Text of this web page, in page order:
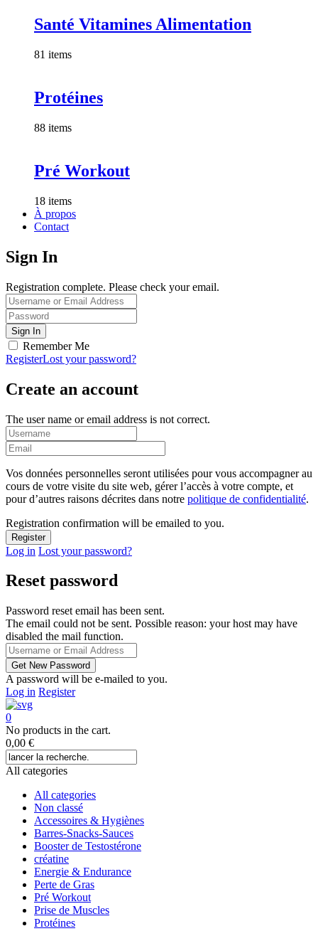
Santé Vitamines Alimentation
81 items
Protéines
88 items
Pré Workout
18 items
À propos
Contact
Sign In
Registration complete. Please check your email.
Remember Me
RegisterLost your password?
Create an account
The user name or email address is not correct.
Vos données personnelles seront utilisées pour vous accompagner au
cours de votre visite du site web, gérer l’accès à votre compte, et
pour d’autres raisons décrites dans notre politique de confidentialité.
Registration confirmation will be emailed to you.
Log in Lost your password?
Reset password
Password reset email has been sent.
The email could not be sent. Possible reason: your host may have
disabled the mail function.
A password will be e-mailed to you.
Log in Register
0
No products in the cart.
0,00 €
All categories
All categories
Non classé
Accessoires & Hygiènes
Barres-Snacks-Sauces
Booster de Testostérone
créatine
Energie & Endurance
Perte de Gras
Pré Workout
Prise de Muscles
Protéines